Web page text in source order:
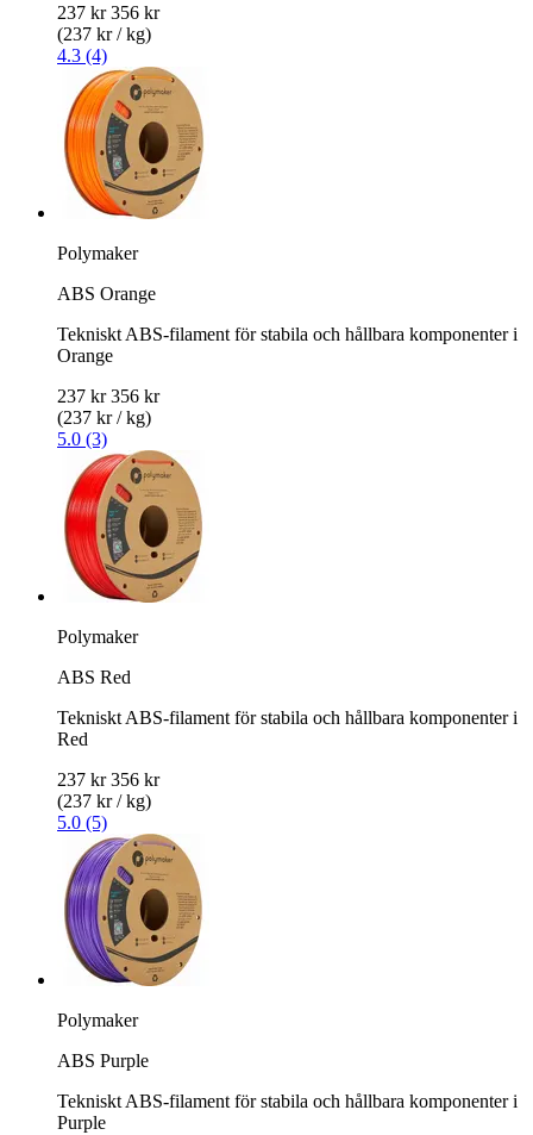
237 kr 356 kr
(237 kr / kg)
4.3 (4)
Polymaker
ABS Orange
Tekniskt ABS-filament för stabila och hållbara komponenter i
Orange
237 kr 356 kr
(237 kr / kg)
5.0 (3)
Polymaker
ABS Red
Tekniskt ABS-filament för stabila och hållbara komponenter i
Red
237 kr 356 kr
(237 kr / kg)
5.0 (5)
Polymaker
ABS Purple
Tekniskt ABS-filament för stabila och hållbara komponenter i
Purple